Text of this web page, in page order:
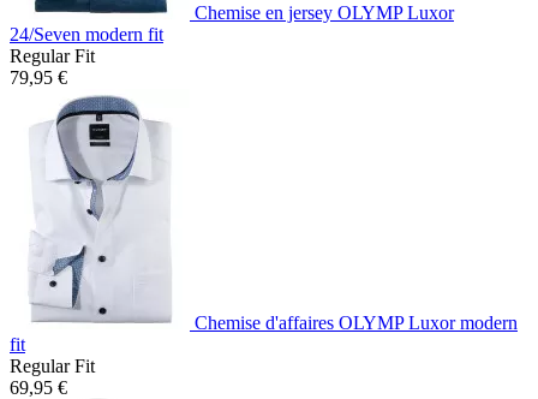
Chemise en jersey OLYMP Luxor
24/Seven modern fit
Regular Fit
79,95 €
Chemise d'affaires OLYMP Luxor modern
fit
Regular Fit
69,95 €